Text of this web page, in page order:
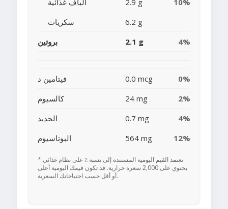
ألياف غذائية 2.9 g
10%
سكريات
6.2 g
بروتين
2.1 g 4%
فيتامين د 0.0 mcg
0%
كالسيوم
24 mg
2%
الحديد
0.7 mg
4%
البوتاسيوم
564 mg 12%
* تعتمد القيم اليومية المستندة إلى نسبة ٪ على نظام غذائي
يحتوي على 2,000 سعرة حرارية. قد تكون قيمك اليومية أعلى
أو أقل حسب احتياجاتك السعرية.